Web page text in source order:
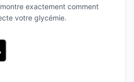
exactement comment
votre glycémie.